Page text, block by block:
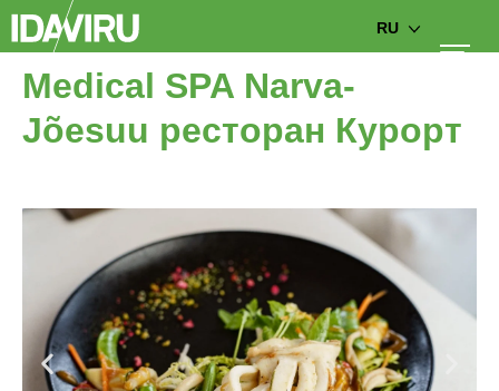
RU
Medical SPA Narva-
Jõesuu ресторан Курорт